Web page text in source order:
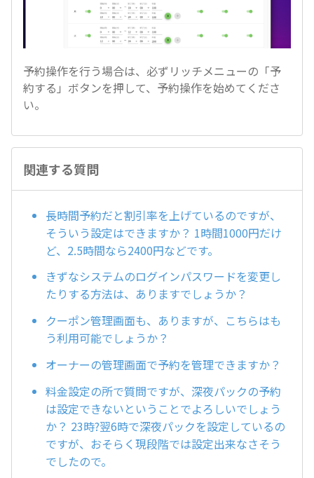
予約操作を行う場合は、必ずリッチメニューの「予
約する」ボタンを押して、予約操作を始めてくださ
い。
関連する質問
長時間予約だと割引率を上げているのですが、
そういう設定はできますか？ 1時間1000円だけ
ど、2.5時間なら2400円などです。
きずなシステムのログインパスワードを変更し
たりする方法は、ありますでしょうか？
クーポン管理画面も、ありますが、こちらはも
う利用可能でしょうか？
オーナーの管理画面で予約を管理できますか？
料金設定の所で質問ですが、深夜パックの予約
は設定できないということでよろしいでしょう
か？ 23時?翌6時で深夜パックを設定しているの
ですが、おそらく現段階では設定出来なさそう
でしたので。